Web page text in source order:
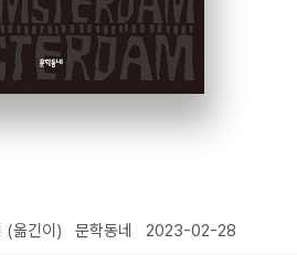
(옮긴이) 문학동네 2023-02-28